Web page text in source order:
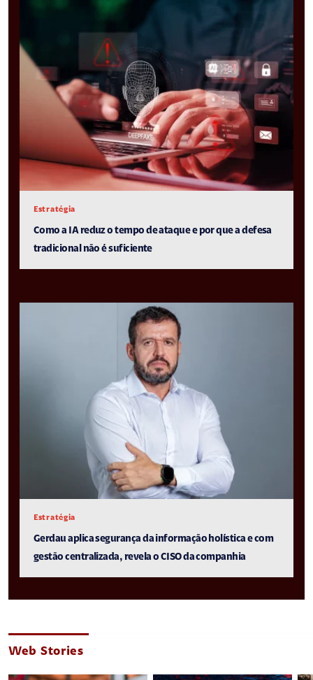
Estratégia
Como a IA reduz o tempo de ataque e por que a defesa
tradicional não é suficiente
Estratégia
Gerdau aplica segurança da informação holística e com
gestão centralizada, revela o CISO da companhia
Web Stories